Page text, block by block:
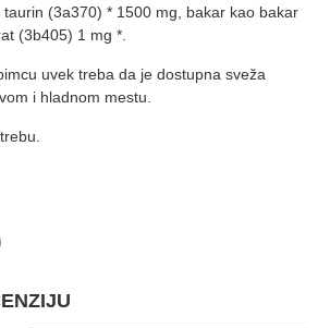
(3a370) * 1500 mg, bakar kao bakar
(3b405) 1 mg *.
uvek treba da je dostupna sveža
i hladnom mestu.